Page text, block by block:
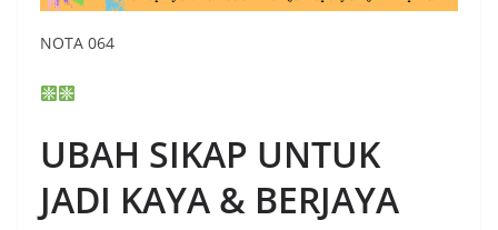
NOTA 064
UBAH SIKAP UNTUK
JADI KAYA & BERJAYA